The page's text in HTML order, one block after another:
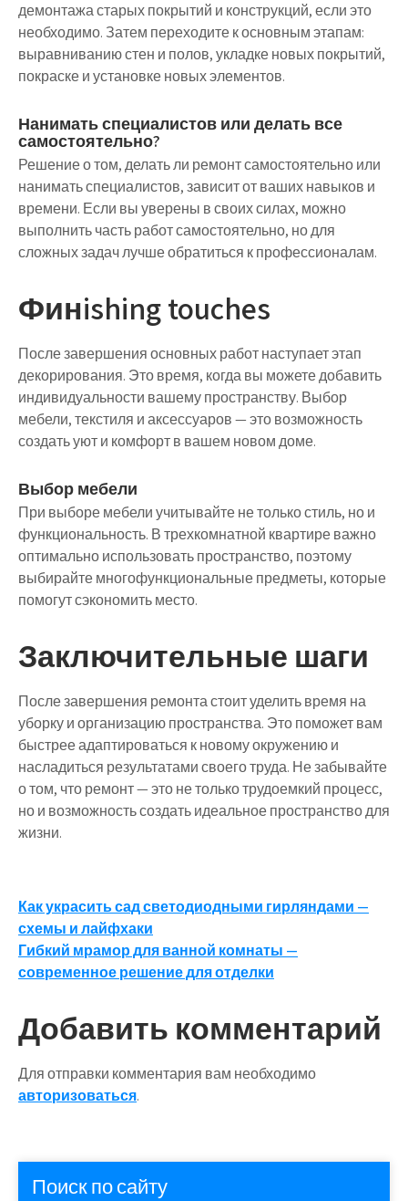
демонтажа старых покрытий и конструкций, если это
необходимо. Затем переходите к основным этапам:
выравниванию стен и полов, укладке новых покрытий,
покраске и установке новых элементов.
Нанимать специалистов или делать все
самостоятельно?
Решение о том, делать ли ремонт самостоятельно или
нанимать специалистов, зависит от ваших навыков и
времени. Если вы уверены в своих силах, можно
выполнить часть работ самостоятельно, но для
сложных задач лучше обратиться к профессионалам.
Финishing touches
После завершения основных работ наступает этап
декорирования. Это время, когда вы можете добавить
индивидуальности вашему пространству. Выбор
мебели, текстиля и аксессуаров — это возможность
создать уют и комфорт в вашем новом доме.
Выбор мебели
При выборе мебели учитывайте не только стиль, но и
функциональность. В трехкомнатной квартире важно
оптимально использовать пространство, поэтому
выбирайте многофункциональные предметы, которые
помогут сэкономить место.
Заключительные шаги
После завершения ремонта стоит уделить время на
уборку и организацию пространства. Это поможет вам
быстрее адаптироваться к новому окружению и
насладиться результатами своего труда. Не забывайте
о том, что ремонт — это не только трудоемкий процесс,
но и возможность создать идеальное пространство для
жизни.
Навигация
по
записям
Как украсить сад светодиодными гирляндами —
схемы и лайфхаки
Гибкий мрамор для ванной комнаты —
современное решение для отделки
Добавить комментарий
Для отправки комментария вам необходимо
авторизоваться.
Поиск по сайту